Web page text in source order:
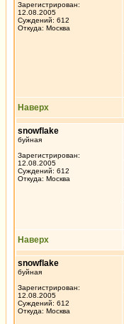
Зарегистрирован:
12.08.2005
Суждений: 612
Откуда: Москва
Наверх
snowflake
буйная
Зарегистрирован:
12.08.2005
Суждений: 612
Откуда: Москва
Наверх
snowflake
буйная
Зарегистрирован:
12.08.2005
Суждений: 612
Откуда: Москва